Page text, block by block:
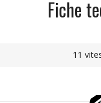
Fiche
11